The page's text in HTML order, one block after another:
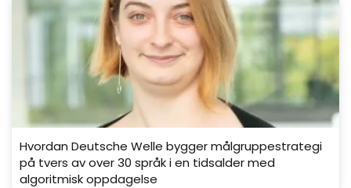
Hvordan Deutsche Welle bygger målgruppestrategi
på tvers av over 30 språk i en tidsalder med
algoritmisk oppdagelse